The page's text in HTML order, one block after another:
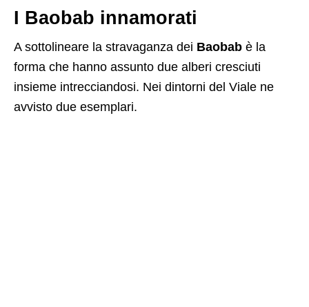
I Baobab innamorati
A sottolineare la stravaganza dei Baobab è la
forma che hanno assunto due alberi cresciuti
insieme intrecciandosi. Nei dintorni del Viale ne
avvisto due esemplari.